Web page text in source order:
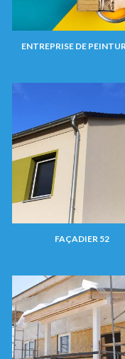
ENTREPRISE DE
FAÇADIER 52